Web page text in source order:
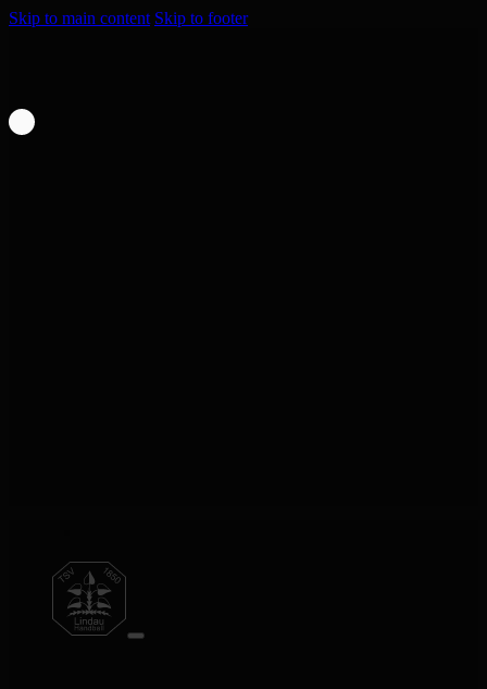
Skip to main content Skip to footer